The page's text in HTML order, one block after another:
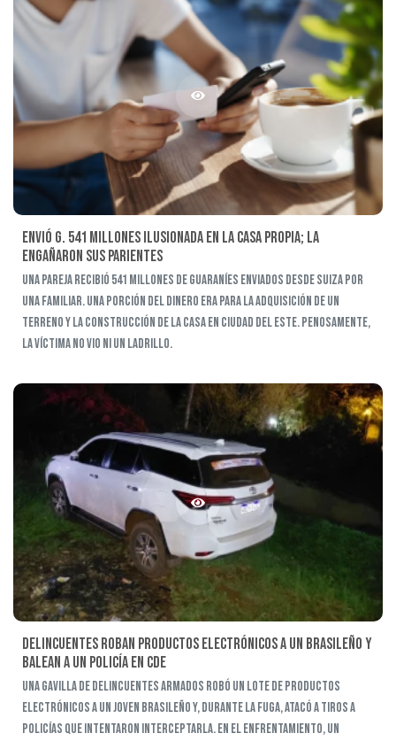
Envió G. 541 millones ilusionada en la casa propia; la
engañaron sus parientes
Una pareja recibió 541 millones de guaraníes enviados desde Suiza por
una familiar. Una porción del dinero era para la adquisición de un
terreno y la construcción de la casa en Ciudad del Este. Penosamente,
la víctima no vio ni un ladrillo.
Delincuentes roban productos electrónicos a un brasileño y
balean a un policía en CDE
Una gavilla de delincuentes armados robó un lote de productos
electrónicos a un joven brasileño y, durante la fuga, atacó a tiros a
policías que intentaron interceptarla. En el enfrentamiento, un